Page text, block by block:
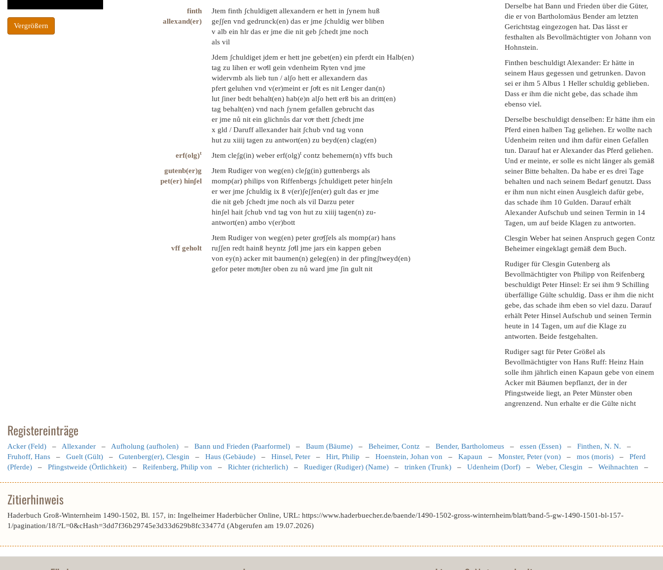
Vergrößern
finth
Jtem finth ʃchuldigett allexandern er hett in ʃynem huß
allexand(er)
geʃʃen vnd gedrunck(en) das er jme ʃchuldig wer bliben
v alb ein hlr das er jme die nit geb ʃchedt jme noch
als vil
Jdem ʃchuldiget jdem er hett jne gebet(en) ein pferdt ein Halb(en)
tag zu lihen er woͤll gein vdenheim Ryten vnd jme
widervmb als lieb tun / alʃo hett er allexandern das
pfert geluhen vnd v(er)meint er ʃoͤlt es nit Lenger dan(n)
lut ʃiner bedt behalt(en) hab(e)n alʃo hett erß bis an dritt(en)
tag behalt(en) vnd nach ʃynem gefallen gebrucht das
er jme nů nit ein glichnůs dar voͤr thett ʃchedt jme
x gld / Daruff allexander hait ʃchub vnd tag vonn
hut zu xiiij tagen zu antwort(en) zu beyd(en) clag(en)
erf(olg)t Jtem cleʃg(in) weber erf(olg)t contz behemern(n) vffs buch
gutenb(er)g
Jtem Rudiger von weg(en) cleʃg(in) guttenbergs als
pet(er) hinʃel
momp(ar) philips von Riffenbergs ʃchuldigett peter hinʃeln
er wer jme ʃchuldig ix ß v(er)ʃeʃʃen(er) gult das er jme
die nit geb ʃchedt jme noch als vil Darzu peter
hinʃel hait ʃchub vnd tag von hut zu xiiij tagen(n) zu-
antwort(en) ambo v(er)bott
Jtem Rudiger von weg(en) peter groͤʃʃels als momp(ar) hans
vff geholt
ruʃʃen redt hainß heyntz ʃoͤll jme jars ein kappen geben
von ey(n) acker mit baumen(n) geleg(en) in der pfingʃtweyd(en)
gefor peter moͤnʃter oben zu nů ward jme ʃin gult nit
Derselbe hat Bann und Frieden über die Güter,
die er von Bartholomäus Bender am letzten
Gerichtstag eingezogen hat. Das lässt er
festhalten als Bevollmächtigter von Johann von
Hohnstein.
Finthen beschuldigt Alexander: Er hätte in
seinem Haus gegessen und getrunken. Davon
sei er ihm 5 Albus 1 Heller schuldig geblieben.
Dass er ihm die nicht gebe, das schade ihm
ebenso viel.
Derselbe beschuldigt denselben: Er hätte ihm ein
Pferd einen halben Tag geliehen. Er wollte nach
Udenheim reiten und ihm dafür einen Gefallen
tun. Darauf hat er Alexander das Pferd geliehen.
Und er meinte, er solle es nicht länger als gemäß
seiner Bitte behalten. Da habe er es drei Tage
behalten und nach seinem Bedarf genutzt. Dass
er ihm nun nicht einen Ausgleich dafür gebe,
das schade ihm 10 Gulden. Darauf erhält
Alexander Aufschub und seinen Termin in 14
Tagen, um auf beide Klagen zu antworten.
Clesgin Weber hat seinen Anspruch gegen Contz
Beheimer eingeklagt gemäß dem Buch.
Rudiger für Clesgin Gutenberg als
Bevollmächtigter von Philipp von Reifenberg
beschuldigt Peter Hinsel: Er sei ihm 9 Schilling
überfällige Gülte schuldig. Dass er ihm die nicht
gebe, das schade ihm eben so viel dazu. Darauf
erhält Peter Hinsel Aufschub und seinen Termin
heute in 14 Tagen, um auf die Klage zu
antworten. Beide festgehalten.
Rudiger sagt für Peter Größel als
Bevollmächtigter von Hans Ruff: Heinz Hain
solle ihm jährlich einen Kapaun gebe von einem
Acker mit Bäumen bepflanzt, der in der
Pfingstweide liegt, an Peter Münster oben
angrenzend. Nun erhalte er die Gülte nicht
Registereinträge
Acker (Feld) – Allexander – Aufholung (aufholen) – Bann und Frieden (Paarformel) – Baum (Bäume) – Beheimer, Contz – Bender, Bartholomeus – essen (Essen) – Finthen, N. N. –
Fruhoff, Hans – Guelt (Gült) – Gutenberg(er), Clesgin – Haus (Gebäude) – Hinsel, Peter – Hirt, Philip – Hoenstein, Johan von – Kapaun – Monster, Peter (von) – mos (moris) – Pferd
(Pferde) – Pfingstweide (Örtlichkeit) – Reifenberg, Philip von – Richter (richterlich) – Ruediger (Rudiger) (Name) – trinken (Trunk) – Udenheim (Dorf) – Weber, Clesgin – Weihnachten –
Zitierhinweis
Haderbuch Groß-Winternheim 1490-1502, Bl. 157, in: Ingelheimer Haderbücher Online, URL: https://www.haderbuecher.de/baende/1490-1502-gross-winternheim/blatt/band-5-gw-1490-1501-bl-157-
1/pagination/18/?L=0&cHash=3dd7f36b29745e3d33d629b8fc33477d (Abgerufen am 19.07.2026)